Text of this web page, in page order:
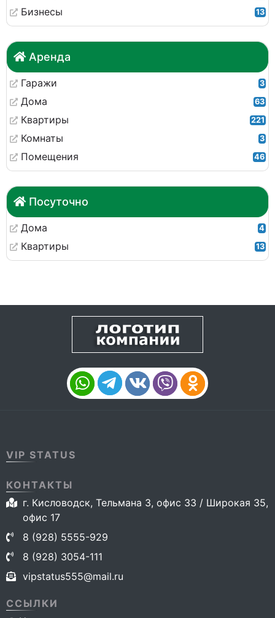
Бизнесы 13
Аренда
Гаражи 3
Дома 63
Квартиры 221
Комнаты 3
Помещения 46
Посуточно
Дома 4
Квартиры 13
VIP STATUS
КОНТАКТЫ
г. Кисловодск, Тельмана 3, офис 33 / Широкая 35,
офис 17
8 (928) 5555-929
8 (928) 3054-111
vipstatus555@mail.ru
ССЫЛКИ